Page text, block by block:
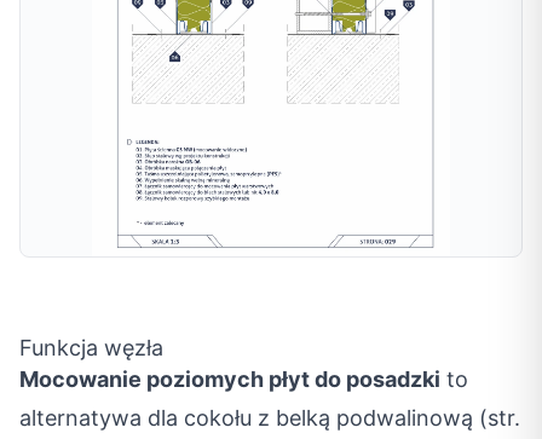
Funkcja węzła
Mocowanie poziomych płyt do posadzki to
alternatywa dla cokołu z belką podwalinową (str.